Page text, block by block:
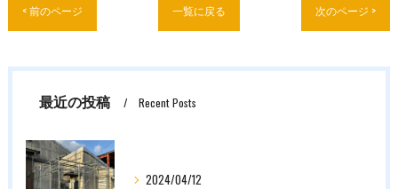
< 前のページ 一覧に戻る 次のページ >
最近の投稿 Recent Posts
2024/04/12